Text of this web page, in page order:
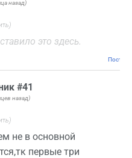
назад)
это здесь.
#41
назад)
не в основной
первые три